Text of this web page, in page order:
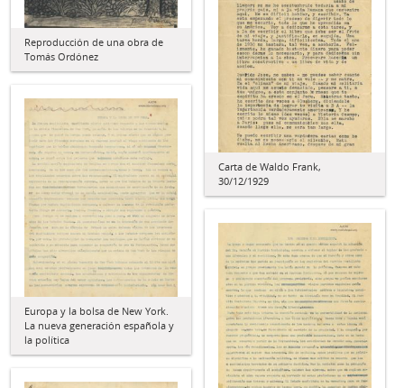
Reproducción de una obra de
Tomás Ordónez
Carta de Waldo Frank,
30/12/1929
Europa y la bolsa de New York.
La nueva generación española y
la política